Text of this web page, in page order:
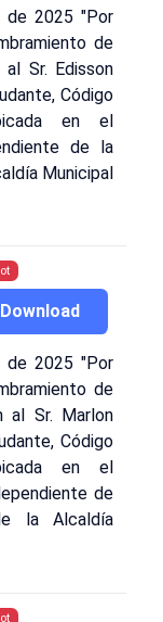
2025 "Por
de
Sr. Edisson
Código
en el
de la
Municipal
Download
2025 "Por
de
al Sr. Marlon
Código
en el
de
la Alcaldía